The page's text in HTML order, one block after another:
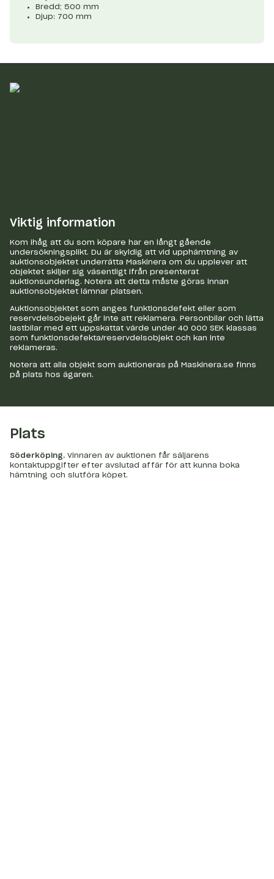
Bredd; 500 mm
Djup: 700 mm
Viktig information
Kom ihåg att du som köpare har en långt gående
undersökningsplikt. Du är skyldig att vid upphämtning av
auktionsobjektet underrätta Maskinera om du upplever att
objektet skiljer sig väsentligt ifrån presenterat
auktionsunderlag. Notera att detta måste göras innan
auktionsobjektet lämnar platsen.
Auktionsobjektet som anges funktionsdefekt eller som
reservdelsobejekt går inte att reklamera. Personbilar och lätta
lastbilar med ett uppskattat värde under 40 000 SEK klassas
som funktionsdefekta/reservdelsobjekt och kan inte
reklameras.
Notera att alla objekt som auktioneras på Maskinera.se finns
på plats hos ägaren.
Plats
Söderköping. Vinnaren av auktionen får säljarens
kontaktuppgifter efter avslutad affär för att kunna boka
hämtning och slutföra köpet.